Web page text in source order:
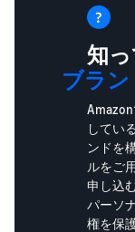
知
ブラ
してい
ンドを
ルをご
申し込
パーソ
権を保